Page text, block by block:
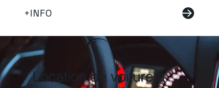
+INFO
Location de voiture à